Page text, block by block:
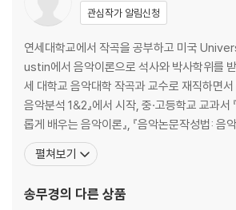
3.주법에 관한 용어
Ⅳ. 음악의 분류
1.연주 형태
2.장르
3.형식
4.양식
5.기법
관심작가 알림신청
연세대학교에서 작곡을 공부하고 미국
ustin에서 음악이론으로 석사와 박사학위를
세 대학교 음악대학 작곡과 교수로 재직하면서
음악분석 1&2』에서 시작, 중·고등학교 교과서
롭게 배우는 음악이론』, 『음악논문작성법: 음
지』, 『간추린 성부진행: 화성학의 길잡이』, 『
기로 듣다』, 『후기낭만화성: 이론과 적용』을
음악이론학회 회장직을 수행 중이다
펼쳐보기
송무경의 다른 상품